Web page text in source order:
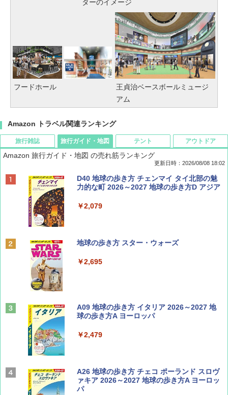
ターのイメージ
フードホール
王貞治ベースボールミュージ
アム
Amazon トラベル関連ランキング
旅行雑誌
BE-PAL(ビ-パル) 2026年 9 月号【特別付録:
SOTO ミニマル"旅"財布 ランダム2種】
￥1,500
ディズニーファン ２０２６年 ９月号 [雑
山と溪谷 2026年8月号「南アルプス大全」
Coyote No.89 特集 星野道夫 夢見る旅
￥1,540
旅行ガイド・地図
Amazon 旅行ガイド・地図 の売れ筋ランキング
更新日時：2026/08/08 18:02
D40 地球の歩き方 チェンマイ タイ北部の魅
力的な町 2026～2027 地球の歩き方D アジア
￥2,079
地球の歩き方 スター・ウォーズ
￥2,695
A09 地球の歩き方 イタリア 2026～2027 地
球の歩き方A ヨーロッパ
￥2,479
A26 地球の歩き方 チェコ ポーランド スロヴ
ァキア 2026～2027 地球の歩き方A ヨーロッ
パ
テント アウトドア